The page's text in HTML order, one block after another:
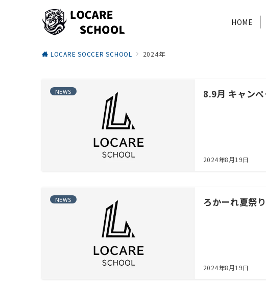
HOME
LOCARE SOCCER SCHOOL 2024年
NEWS 8.9月 キャン
2024年8月19日
NEWS ろかーれ夏祭り
2024年8月19日